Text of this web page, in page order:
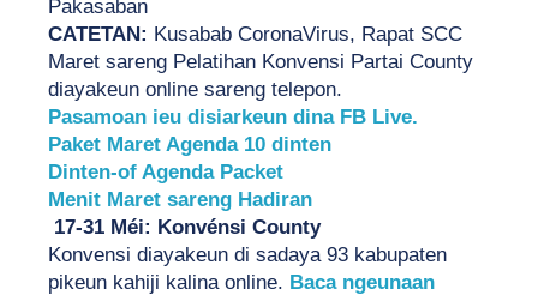
Pakasaban
CATETAN: Kusabab CoronaVirus, Rapat SCC
Maret sareng Pelatihan Konvensi Partai County
diayakeun online sareng telepon.
Pasamoan ieu disiarkeun dina FB Live.
Paket Maret Agenda 10 dinten
Dinten-of Agenda Packet
Menit Maret sareng Hadiran
17-31 Méi: Konvénsi County
Konvensi diayakeun di sadaya 93 kabupaten
pikeun kahiji kalina online. Baca ngeunaan